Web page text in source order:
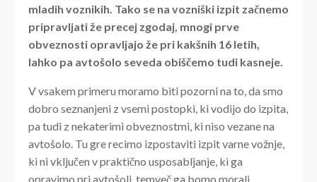
mladih voznikih. Tako se na vozniški izpit začnemo
pripravljati že precej zgodaj, mnogi prve
obveznosti opravljajo že pri kakšnih 16 letih,
lahko pa avtošolo seveda obiščemo tudi kasneje.
V vsakem primeru moramo biti pozorni na to, da smo
dobro seznanjeni z vsemi postopki, ki vodijo do izpita,
pa tudi z nekaterimi obveznostmi, ki niso vezane na
avtošolo. Tu gre recimo izpostaviti izpit varne vožnje,
ki ni vključen v praktično usposabljanje, ki ga
opravimo pri avtošoli, temveč ga bomo morali